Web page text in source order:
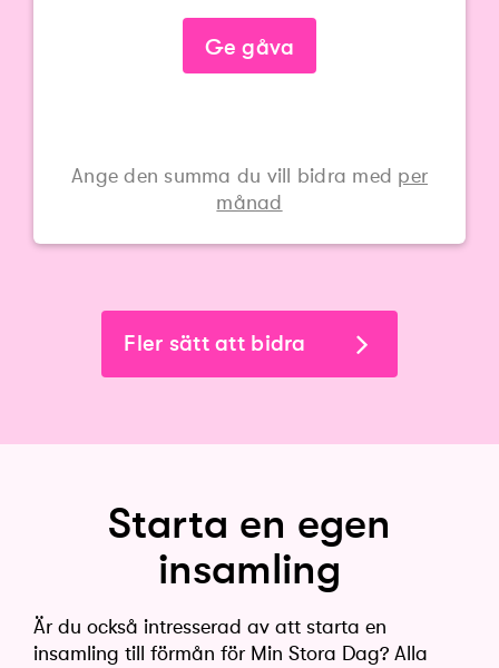
Ge gåva
Ange den summa du vill bidra med per
månad
Fler sätt att bidra
Starta en egen
insamling
Är du också intresserad av att starta en
insamling till förmån för Min Stora Dag? Alla